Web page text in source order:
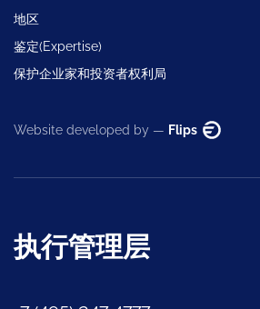
地区
鉴定(Expertise)
保护企业家和投资者权利局
Website developed by — Flips
执行管理层